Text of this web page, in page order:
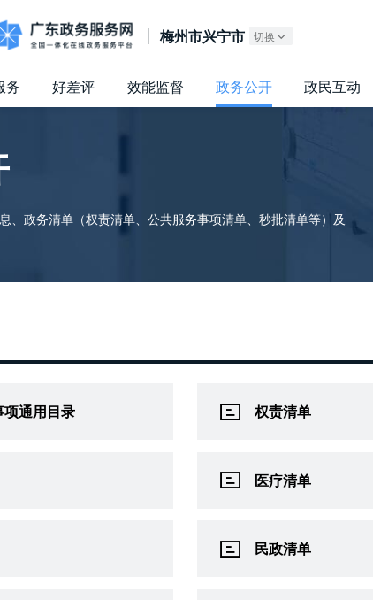
省人民政府 广东政务服务网
梅州市兴宁市 切换
务 好差评 效能监督 政务公开 政民互动
、政务清单（权责清单、公共服务事项清单、秒批清单等）及
通用目录 权责清单
医疗清单
民政清单